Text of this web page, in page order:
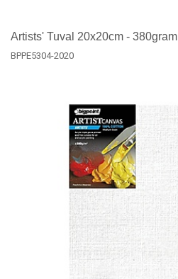
Artists' Tuval 20x20cm - 380gram
BPPE5304-2020